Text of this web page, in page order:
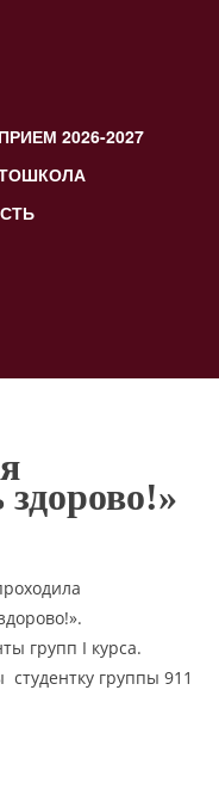
ПРИЕМ 2026-2027
групп I курса.
группы 911